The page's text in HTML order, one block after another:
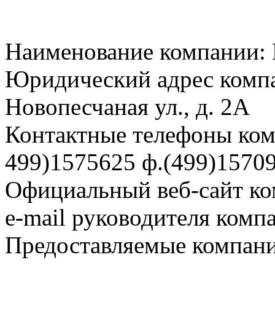
Наименование
Юридический адрес
Новопесчаная ул., д. 2А
Контактные телефоны
499)1575625
Официальный веб-сайт
e-mail руководителя
Предоставляемые